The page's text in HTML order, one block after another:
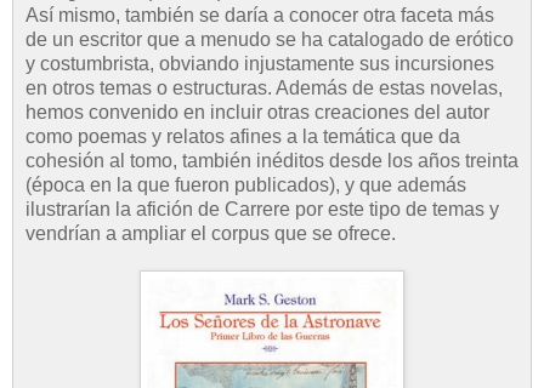
Así mismo, también se daría a conocer otra faceta más
de un escritor que a menudo se ha catalogado de erótico
y costumbrista, obviando injustamente sus incursiones
en otros temas o estructuras. Además de estas novelas,
hemos convenido en incluir otras creaciones del autor
como poemas y relatos afines a la temática que da
cohesión al tomo, también inéditos desde los años treinta
(época en la que fueron publicados), y que además
ilustrarían la afición de Carrere por este tipo de temas y
vendrían a ampliar el corpus que se ofrece.